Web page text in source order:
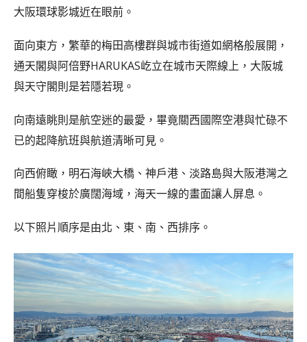
大阪環球影城近在眼前。
面向東方，繁華的梅田高樓群與城市街道如網格般展開，
通天閣與阿倍野HARUKAS屹立在城市天際線上，大阪城
與天守閣則是若隱若現。
向南遠眺則是航空迷的最愛，畢竟關西國際空港與忙碌不
已的起降航班與航道清晰可見。
向西俯瞰，明石海峽大橋、神戶港、淡路島與大阪港灣之
間船隻穿梭於廣闊海域，海天一線的畫面讓人屏息。
以下照片順序是由北、東、南、西排序。